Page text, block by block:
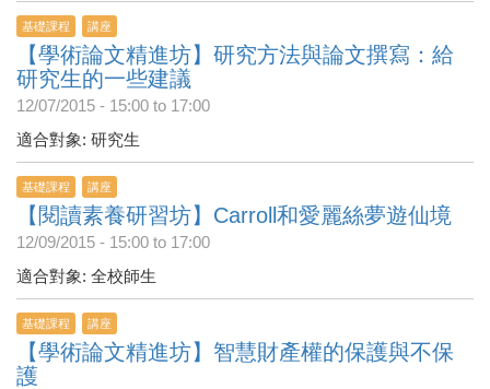
基礎課程 講座
【學術論文精進坊】研究方法與論文撰寫：給
研究生的一些建議
12/07/2015 - 15:00 to 17:00
適合對象: 研究生
基礎課程 講座
【閱讀素養研習坊】Carroll和愛麗絲夢遊仙境
12/09/2015 - 15:00 to 17:00
適合對象: 全校師生
基礎課程 講座
【學術論文精進坊】智慧財產權的保護與不保
護